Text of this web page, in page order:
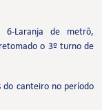
6-Laranja de metrô,
o 3º turno de
do canteiro no período